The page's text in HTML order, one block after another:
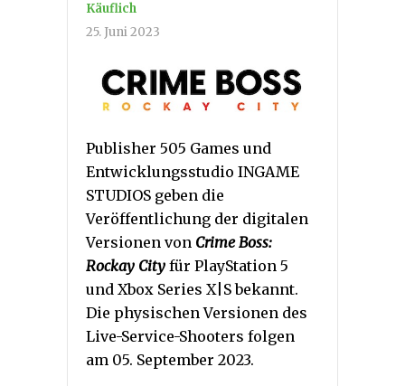
Käuflich
25. Juni 2023
Publisher 505 Games und
Entwicklungsstudio INGAME
STUDIOS geben die
Veröffentlichung der digitalen
Versionen von Crime Boss:
Rockay City für PlayStation 5
und Xbox Series X|S bekannt.
Die physischen Versionen des
Live-Service-Shooters folgen
am 05. September 2023.